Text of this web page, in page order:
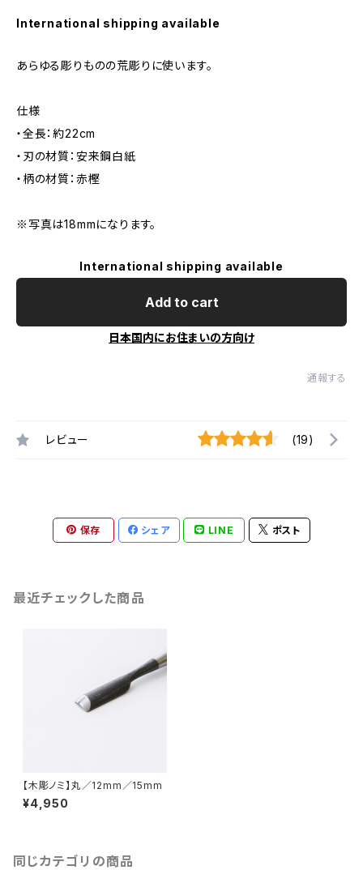
International shipping available
あらゆる彫りものの荒彫りに使います。
仕様
・全長：約22cm
・刃の材質：安来鋼白紙
・柄の材質：赤樫
※写真は18mmになります。
International shipping available
Add to cart
日本国内にお住まいの方向け
通報する
レビュー (19)
保存 シェア LINE ポスト
最近チェックした商品
【木彫ノミ】丸／12mm／15mm
¥4,950
同じカテゴリの商品